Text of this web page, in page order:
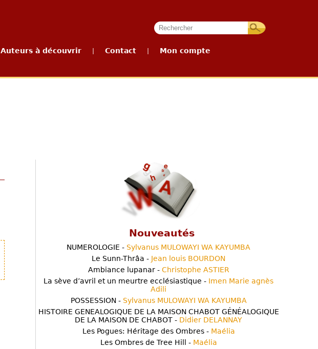
Auteurs à découvrir Contact Mon compte
Nouveautés
NUMEROLOGIE - Sylvanus MULOWAYI WA KAYUMBA
Le Sunn-Thrâa - Jean louis BOURDON
Ambiance lupanar - Christophe ASTIER
La sève d’avril et un meurtre ecclésiastique - Imen Marie agnès
Adili
POSSESSION - Sylvanus MULOWAYI WA KAYUMBA
HISTOIRE GENEALOGIQUE DE LA MAISON CHABOT GÉNÉALOGIQUE
DE LA MAISON DE CHABOT - Didier DELANNAY
Les Pogues: Héritage des Ombres - Maélia
Les Ombres de Tree Hill - Maélia